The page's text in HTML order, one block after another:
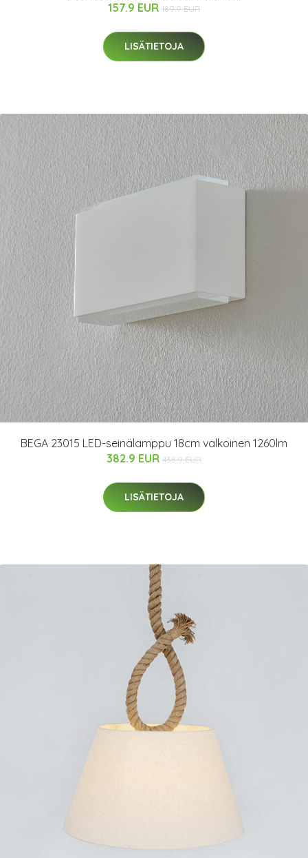
157.9 EUR 189.9 EUR
LISÄTIETOJA
BEGA 23015 LED-seinälamppu 18cm valkoinen 1260lm
382.9 EUR 438.9 EUR
LISÄTIETOJA